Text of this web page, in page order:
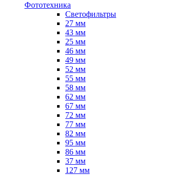
Фототехника
Светофильтры
27 мм
43 мм
25 мм
46 мм
49 мм
52 мм
55 мм
58 мм
62 мм
67 мм
72 мм
77 мм
82 мм
95 мм
86 мм
37 мм
127 мм